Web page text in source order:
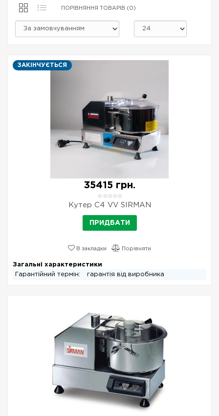
ПОРІВНЯННЯ ТОВАРІВ (0)
ЗАКІНЧУЄТЬСЯ
35415 грн.
Кутер С4 VV SIRMAN
ПРИДБАТИ
В закладки Порівняти
Загальні характеристики
Гарантійний термін:
гарантія від виробника